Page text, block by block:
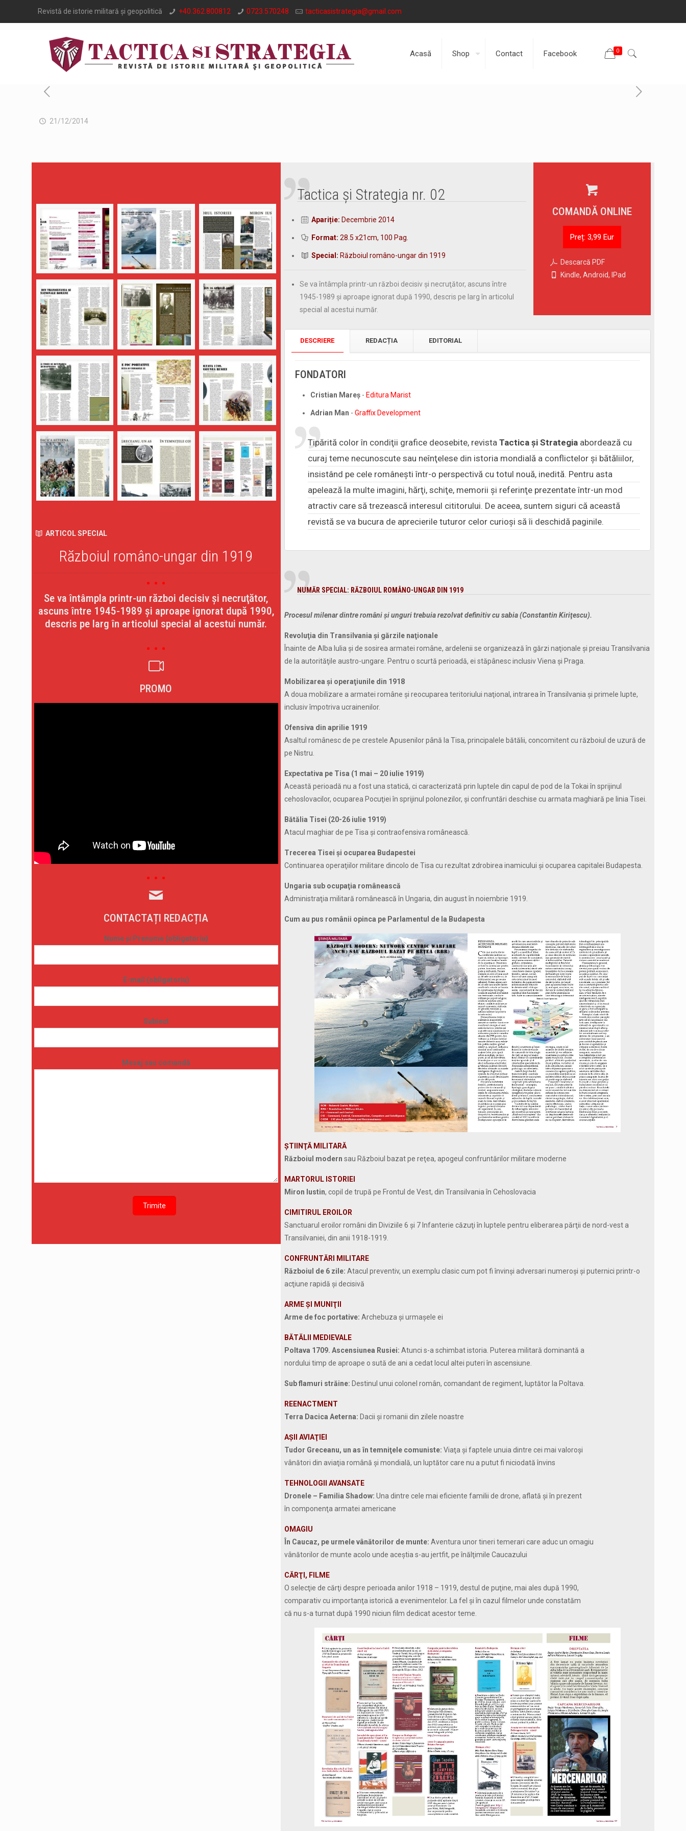
Revistă de istorie militară și geopolitică +40.362.800812 0723.570248 tacticasistrategia@gmail.com
Acasă Shop Contact Facebook 0
21/12/2014
ARTICOL SPECIAL
Războiul româno-ungar din 1919
Se va întâmpla printr-un război decisiv şi necruţător,
ascuns între 1945-1989 şi aproape ignorat după 1990,
descris pe larg în articolul special al acestui număr.
PROMO
CONTACTAȚI REDACȚIA
Nume și Prenume (obligatoriu)
E-mail (obligatoriu)
Subiect
Mesaj sau comandă
Tactica și Strategia nr. 02
Apariție: Decembrie 2014
Format: 28.5 x21cm, 100 Pag.
Special: Războiul româno-ungar din 1919
Se va întâmpla printr-un război decisiv şi necruţător, ascuns între
1945-1989 şi aproape ignorat după 1990, descris pe larg în articolul
special al acestui număr.
COMANDĂ ONLINE
Preț: 3,99 Eur
Descarcă PDF
Kindle, Android, IPad
DESCRIERE REDACȚIA EDITORIAL
FONDATORI
Cristian Mareş - Editura Marist
Adrian Man -Graffix Development
Tipărită color în condiţii grafice deosebite, revistaTactica şi Strategia abordează cu
curaj teme necunoscute sau neînţelese din istoria mondială a conflictelor şi bătăliilor,
insistând pe cele româneşti într-o perspectivă cu totul nouă, inedită. Pentru asta
apelează la multe imagini, hărţi, schiţe, memorii şi referinţe prezentate într-un mod
atractiv care să trezească interesul cititorului. De aceea, suntem siguri că această
revistă se va bucura de aprecierile tuturor celor curioşi să îi deschidă paginile.
NUMĂR SPECIAL: RĂZBOIUL ROMÂNO-UNGAR DIN 1919
Procesul milenar dintre români şi unguri trebuia rezolvat definitiv cu sabia (ConstantinKiriţescu).
Revoluţia din Transilvania şi gărzile naţionale
Înainte de Alba Iulia şi de sosirea armatei române, ardelenii se organizează în gărzi naţionale şi preiau Transilvania
de la autorităţile austro-ungare. Pentru o scurtă perioadă, ei stăpânesc inclusiv Viena şi Praga.
Mobilizarea şi operaţiunile din 1918
A doua mobilizare a armatei române şi reocuparea teritoriului naţional, intrarea în Transilvania şi primele lupte,
inclusiv împotriva ucrainenilor.
Ofensiva din aprilie 1919
Asaltul românesc de pe crestele Apusenilor până la Tisa, principalele bătălii, concomitent cu războiul de uzură de
pe Nistru.
Expectativa pe Tisa (1 mai – 20 iulie 1919)
Această perioadă nu a fost una statică, ci caracterizată prin luptele din capul de pod de la Tokai în sprijinul
cehoslovacilor, ocuparea Pocuţiei în sprijinul polonezilor, şi confruntări deschise cu armata maghiară pe linia Tisei.
Bătălia Tisei (20-26 iulie 1919)
Atacul maghiar de pe Tisa şi contraofensiva românească.
Trecerea Tisei şi ocuparea Budapestei
Continuarea operaţiilor militare dincolo de Tisa cu rezultat zdrobirea inamicului şi ocuparea capitalei Budapesta.
Ungaria sub ocupaţia românească
Administraţia militară românească în Ungaria, din august în noiembrie 1919.
Cum au pus românii opinca pe Parlamentul de la Budapesta
ŞTIINŢĂ MILITARĂ
Războiul modernsau Războiul bazat pe reţea, apogeul confruntărilor militare moderne
MARTORUL ISTORIEI
Miron Iustin, copil de trupă pe Frontul de Vest, din Transilvania în Cehoslovacia
CIMITIRUL EROILOR
Sanctuarul eroilor români din Diviziile 6 și 7 Infanterie căzuţi în luptele pentru eliberarea părţii de nord-vest a
Transilvaniei, din anii 1918-1919.
CONFRUNTĂRI MILITARE
Războiul de 6 zile: Atacul preventiv, un exemplu clasic cum pot fi învinşi adversari numeroşi şi puternici printr-o
acţiune rapidă şi decisivă
ARME ŞI MUNIŢII
Arme de foc portative: Archebuza și urmașele ei
BĂTĂLII MEDIEVALE
Poltava 1709. Ascensiunea Rusiei: Atunci s-a schimbat istoria. Puterea militară dominantă a
nordului timp de aproape o sută de ani a cedat locul altei puteri în ascensiune.
Sub flamuri străine: Destinul unui colonel român, comandant de regiment, luptător la Poltava.
REENACTMENT
Terra Dacica Aeterna: Dacii şi romanii din zilele noastre
AŞII AVIAŢIEI
Tudor Greceanu, un as în temniţele comuniste: Viaţa şi faptele unuia dintre cei mai valoroşi
vânători din aviaţia română şi mondială, un luptător care nu a putut fi niciodată învins
TEHNOLOGII AVANSATE
Dronele – Familia Shadow: Una dintre cele mai eficiente familii de drone, aflată şi în prezent
în componenţa armatei americane
OMAGIU
În Caucaz, pe urmele vânătorilor de munte: Aventura unor tineri temerari care aduc un omagiu
vânătorilor de munte acolo unde aceştia s-au jertfit, pe înălţimile Caucazului
CĂRŢI, FILME
O selecţie de cărţi despre perioada anilor 1918 – 1919, destul de puţine, mai ales după 1990,
comparativ cu importanţa istorică a evenimentelor. La fel şi în cazul filmelor unde constatăm
că nu s-a turnat după 1990 niciun film dedicat acestor teme.